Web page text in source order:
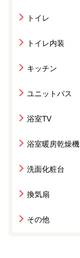
トイレ
トイレ内装
キッチン
ユニットバス
浴室TV
浴室暖房乾燥機
洗面化粧台
換気扇
その他